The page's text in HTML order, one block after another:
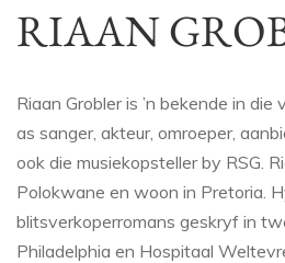
RIAAN
Riaan Grobler is ’n bekende in
as sanger, akteur, omroeper,
ook die musiekopsteller by RSG.
Polokwane en woon in Pretoria.
blitsverkoperromans geskryf in
Philadelphia en Hospitaal